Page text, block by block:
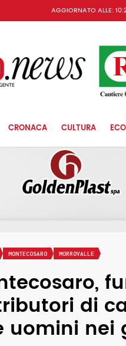
AGGIORNATO ALLE:
CRONACA CULTURA
MONTECOSARO MORROVALLE
di
uomini nei